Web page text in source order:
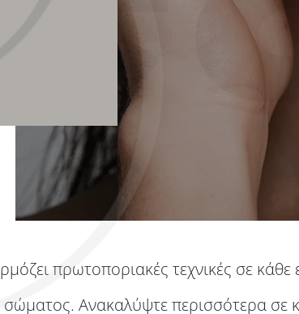
πρωτοποριακές τεχνικές σε κάθε
Ανακαλύψτε περισσότερα σε